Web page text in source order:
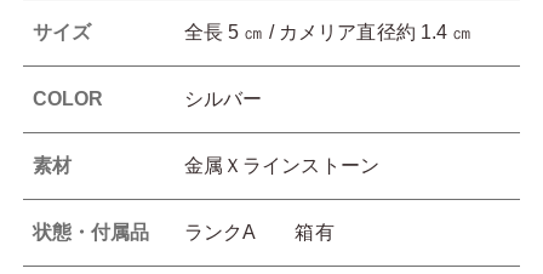
サイズ 全長 5 ㎝ / カメリア直径約 1.4 ㎝
COLOR シルバー
素材 金属Ｘラインストーン
状態・付属品 ランクA 箱有